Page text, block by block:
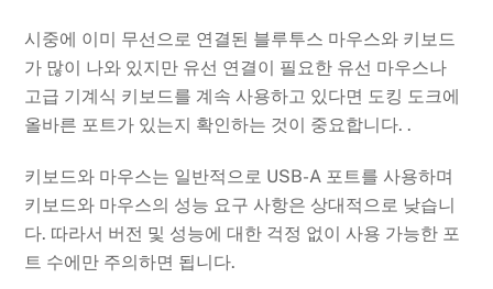
시중에 이미 무선으로 연결된 블루투스 마우스와 키보드
가 많이 나와 있지만 유선 연결이 필요한 유선 마우스나
고급 기계식 키보드를 계속 사용하고 있다면 도킹 도크에
올바른 포트가 있는지 확인하는 것이 중요합니다. .
키보드와 마우스는 일반적으로 USB-A 포트를 사용하며
키보드와 마우스의 성능 요구 사항은 상대적으로 낮습니
다. 따라서 버전 및 성능에 대한 걱정 없이 사용 가능한 포
트 수에만 주의하면 됩니다.